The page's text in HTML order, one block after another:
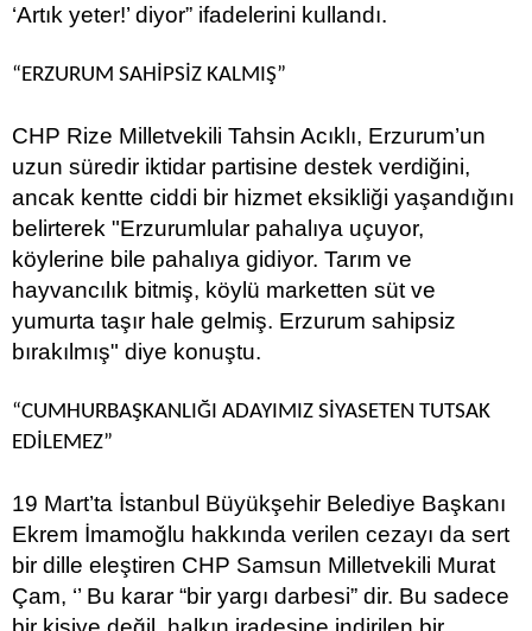
‘Artık yeter!’ diyor” ifadelerini kullandı.
“ERZURUM SAHİPSİZ KALMIŞ”
CHP Rize Milletvekili Tahsin Acıklı, Erzurum’un
uzun süredir iktidar partisine destek verdiğini,
ancak kentte ciddi bir hizmet eksikliği yaşandığını
belirterek "Erzurumlular pahalıya uçuyor,
köylerine bile pahalıya gidiyor. Tarım ve
hayvancılık bitmiş, köylü marketten süt ve
yumurta taşır hale gelmiş. Erzurum sahipsiz
bırakılmış" diye konuştu.
“CUMHURBAŞKANLIĞI ADAYIMIZ SİYASETEN TUTSAK
EDİLEMEZ”
19 Mart’ta İstanbul Büyükşehir Belediye Başkanı
Ekrem İmamoğlu hakkında verilen cezayı da sert
bir dille eleştiren CHP Samsun Milletvekili Murat
Çam, ‘’ Bu karar “bir yargı darbesi” dir. Bu sadece